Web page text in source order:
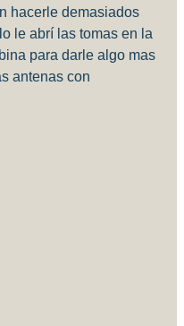
hacerle demasiados
le abrí las tomas en la
para darle algo mas
antenas con